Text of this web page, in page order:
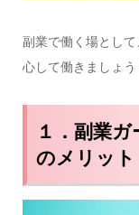
副業で働く場とし
心して働きましょう
１．副業
のメリット